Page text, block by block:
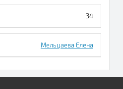
34
Мельцаева Елена